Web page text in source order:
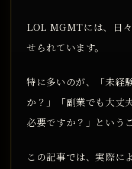
LOL MGMTには、日
せられています。
特に多いのが、「未経
か？」「副業でも大丈
必要ですか？」という
この記事では、実際に